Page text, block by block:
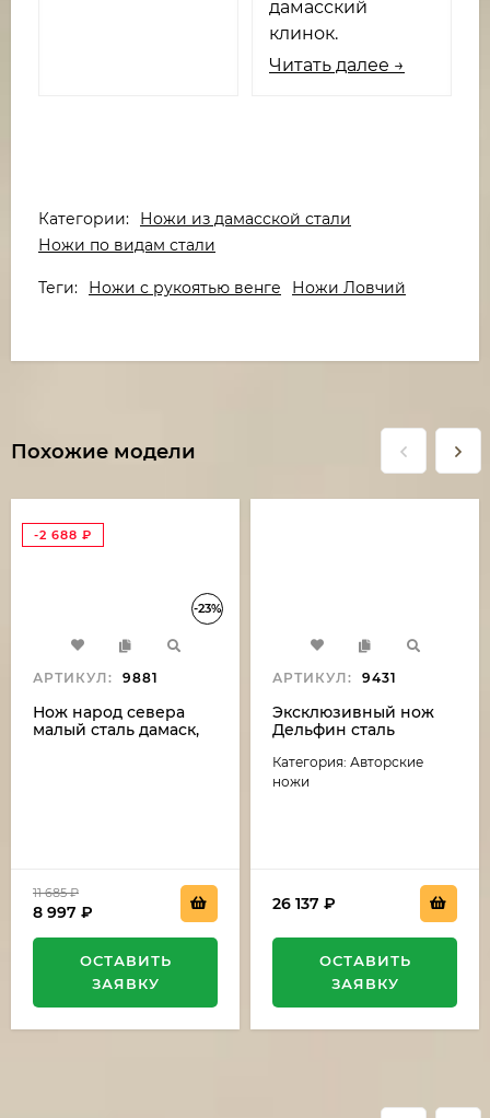
дамасский
клинок.
Читать далее →
Категории:
Ножи из дамасской стали
Ножи по видам стали
Теги: Ножи с рукоятью венге Ножи Ловчий
Похожие модели
-23%
-2 688 ₽
АРТИКУЛ: 9881
Нож народ севера
малый сталь дамаск,
11 685₽
8 997 ₽
ОСТАВИТЬ
ЗАЯВКУ
АРТИКУЛ: 9431
Эксклюзивный нож
Дельфин сталь
(никелирование),
рукоять резная,
Категория: Авторские
ножи
26 137 ₽
ОСТАВИТЬ
ЗАЯВКУ